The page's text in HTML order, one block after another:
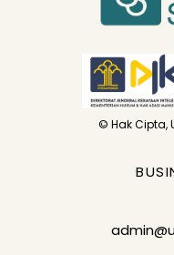
© Hak Cipta,